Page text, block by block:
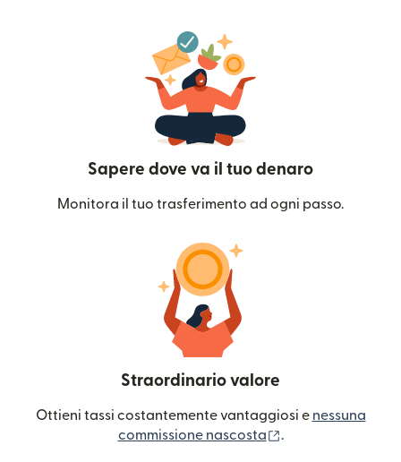
Sapere dove va il tuo denaro
Monitora il tuo trasferimento ad ogni passo.
Straordinario valore
Ottieni tassi costantemente vantaggiosi e nessuna
commissione nascosta
.